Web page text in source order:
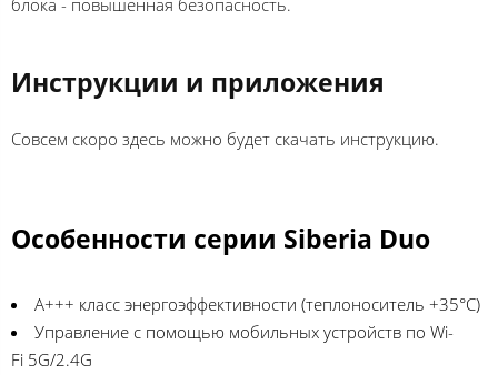
блока - повышенная безопасность.
Инструкции и приложения
Совсем скоро здесь можно будет скачать инструкцию.
Особенности серии Siberia Duo
A+++ класс энергоэффективности (теплоноситель +35°C)
Управление с помощью мобильных устройств по Wi-
Fi 5G/2.4G